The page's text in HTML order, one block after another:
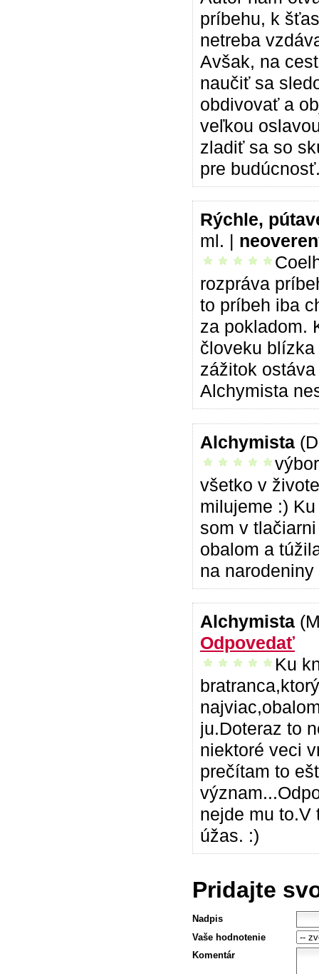
príbehu, k
netreba
Avšak, na
naučiť sa
obdivovať a
veľkou
zladiť sa so
pre
Rýchle,
ml. |
vrelo odporúčam
rozpráva
to príbeh iba
za pokladom.
človeku
zážitok
Alchymista
Alchymista
vrelo odporúčam
všetko v
milujeme :)
som v
obalom a
na narodeniny
Alchymista
Odpovedať
vrelo odporúčam
Ku
ju.Doteraz to
niektoré veci
prečítam to
nejde mu to.V
úžas. :)
Pridajte
Nadpis
Vaše hodnotenie
Komentár